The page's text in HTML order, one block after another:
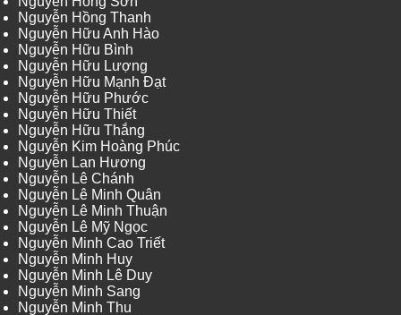
Nguyễn Hồng Thanh
Nguyễn Hữu Anh Hào
Nguyễn Hữu Bình
Nguyễn Hữu Lượng
Nguyễn Hữu Mạnh Đạt
Nguyễn Hữu Phước
Nguyễn Hữu Thiết
Nguyễn Hữu Thắng
Nguyễn Kim Hoàng Phúc
Nguyễn Lan Hương
Nguyễn Lê Chánh
Nguyễn Lê Minh Quân
Nguyễn Lê Minh Thuận
Nguyễn Lê Mỹ Ngọc
Nguyễn Minh Cao Triết
Nguyễn Minh Huy
Nguyễn Minh Lê Duy
Nguyễn Minh Sang
Nguyễn Minh Thu